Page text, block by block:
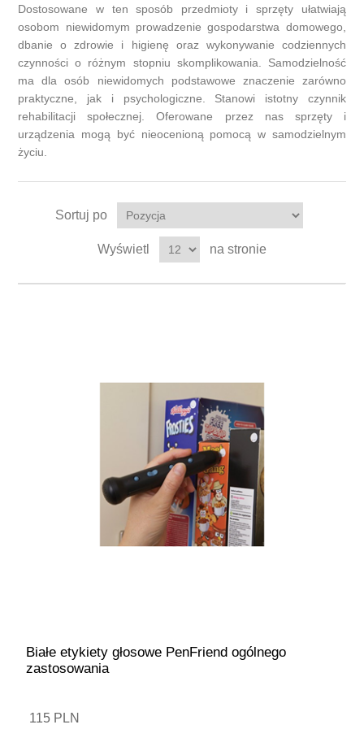
Dostosowane w ten sposób przedmioty i sprzęty ułatwiają
osobom niewidomym prowadzenie gospodarstwa domowego,
dbanie o zdrowie i higienę oraz wykonywanie codziennych
czynności o różnym stopniu skomplikowania. Samodzielność
ma dla osób niewidomych podstawowe znaczenie zarówno
praktyczne, jak i psychologiczne. Stanowi istotny czynnik
rehabilitacji społecznej. Oferowane przez nas sprzęty i
urządzenia mogą być nieocenioną pomocą w samodzielnym
życiu.
Sortuj po
Wyświetl na stronie
Białe etykiety głosowe PenFriend ogólnego
zastosowania
115 PLN